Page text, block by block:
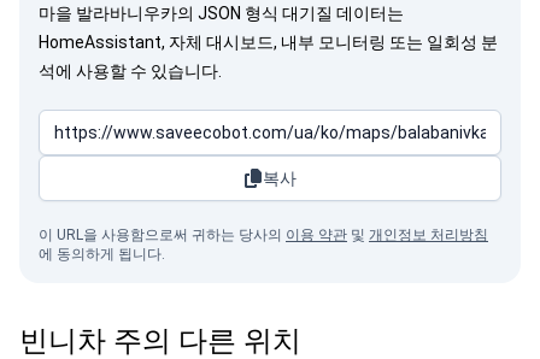
마을 발라바니우카의 JSON 형식 대기질 데이터는
HomeAssistant, 자체 대시보드, 내부 모니터링 또는 일회성 분
석에 사용할 수 있습니다.
복사
이 URL을 사용함으로써 귀하는 당사의 이용 약관 및 개인정보 처리방침
에 동의하게 됩니다.
빈니차 주의 다른 위치